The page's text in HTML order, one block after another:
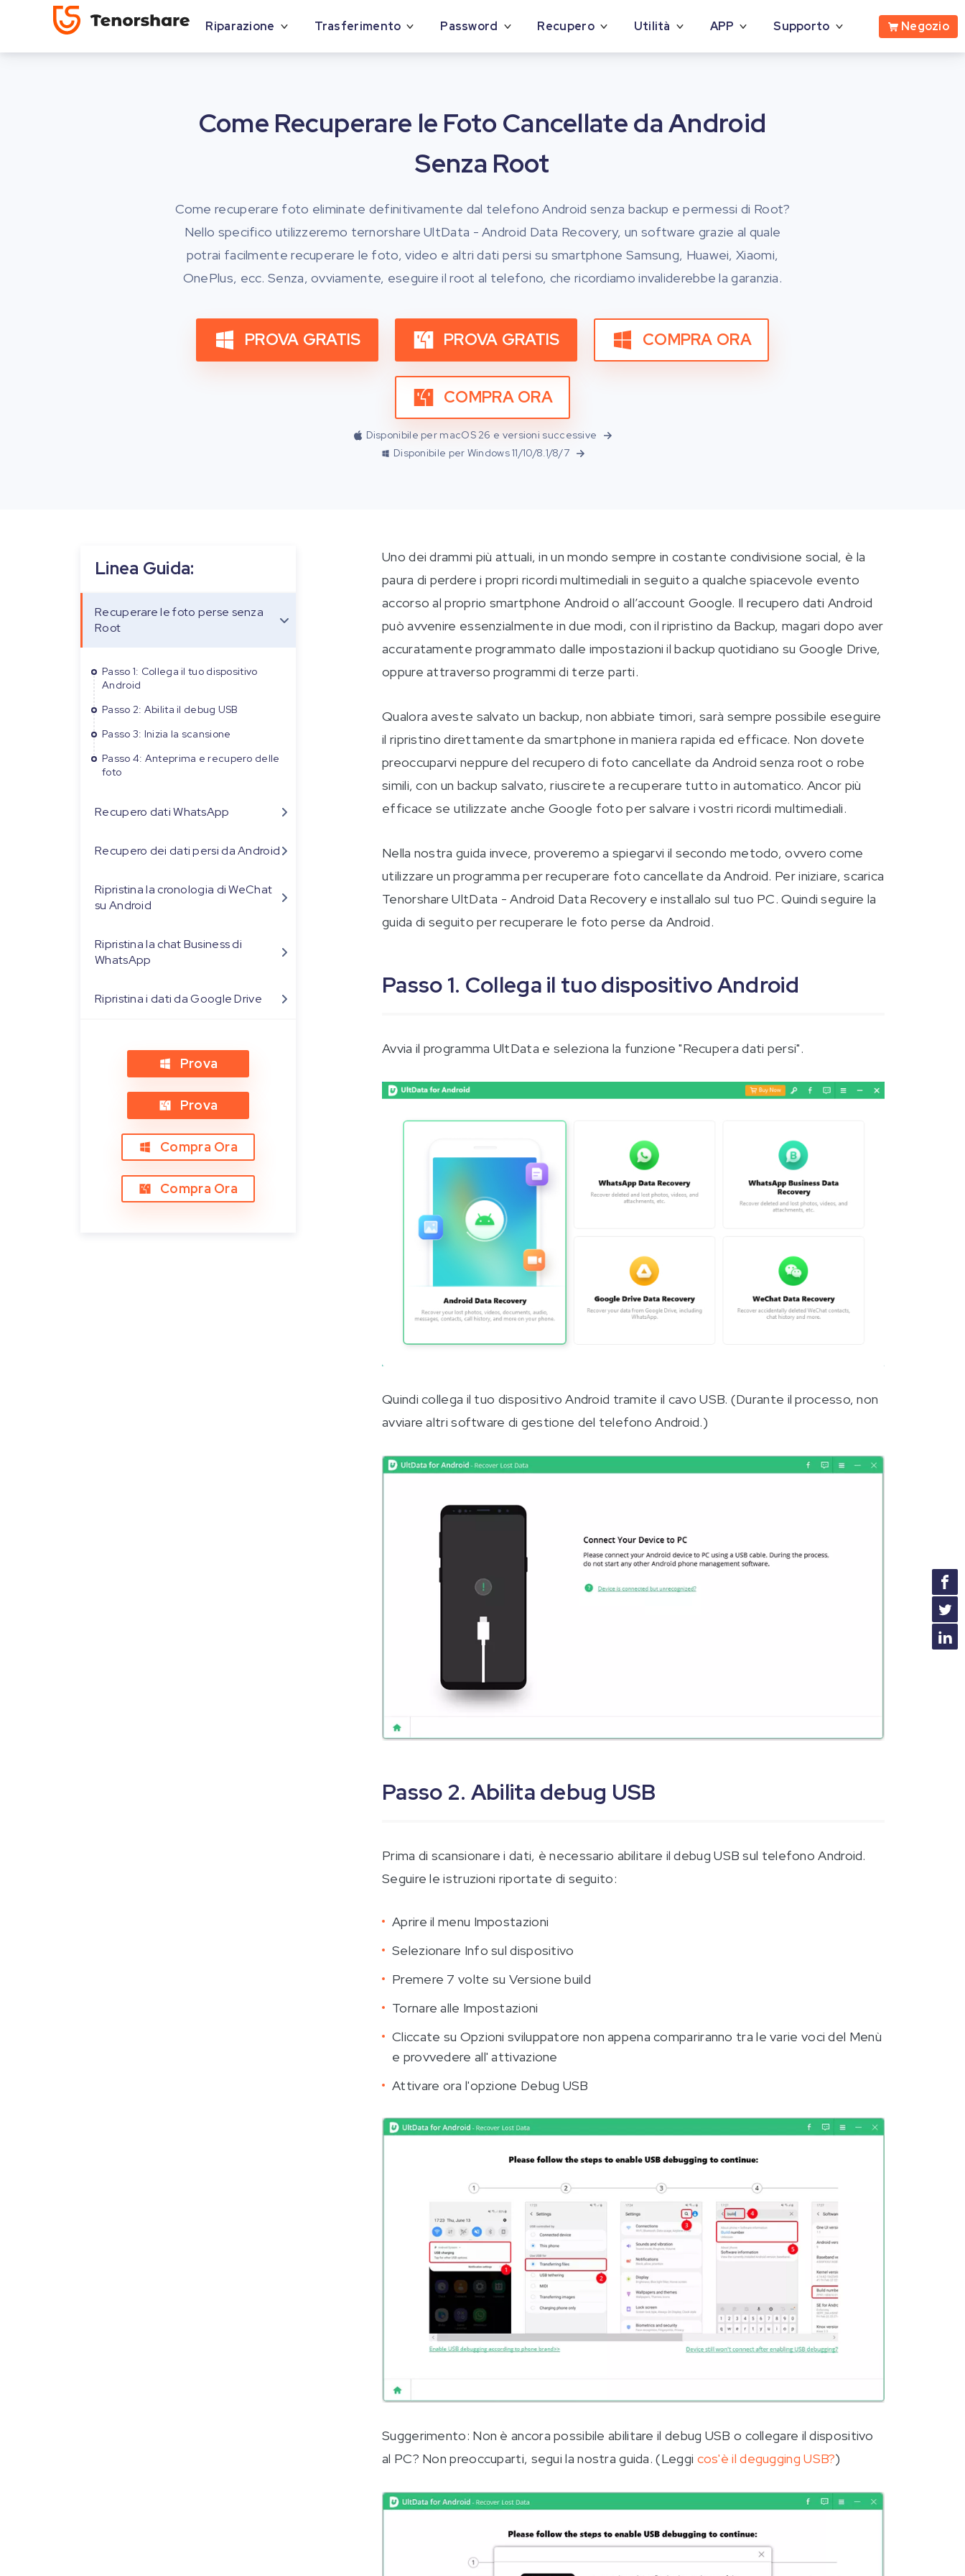
Riparazione Trasferimento Password Recupero Utilità APP Supporto Negozio
Come Recuperare le Foto Cancellate da Android
Senza Root
Come recuperare foto eliminate definitivamente dal telefono Android senza backup e permessi di Root?
Nello specifico utilizzeremo ternorshare UltData - Android Data Recovery, un software grazie al quale
potrai facilmente recuperare le foto, video e altri dati persi su smartphone Samsung, Huawei, Xiaomi,
OnePlus, ecc. Senza, ovviamente, eseguire il root al telefono, che ricordiamo invaliderebbe la garanzia.
PROVA GRATIS PROVA GRATIS COMPRA ORA
COMPRA ORA
Disponibile per macOS 26 e versioni successive
Disponibile per Windows 11/10/8.1/8/7
Linea Guida:
Recuperare le foto perse senza
Root
Passo 1: Collega il tuo dispositivo
Android
Passo 2: Abilita il debug USB
Passo 3: Inizia la scansione
Passo 4: Anteprima e recupero delle
foto
Recupero dati WhatsApp
Recupero dei dati persi da Android
Ripristina la cronologia di WeChat
su Android
Ripristina la chat Business di
WhatsApp
Ripristina i dati da Google Drive
Prova
Prova
Compra Ora
Compra Ora
Uno dei drammi più attuali, in un mondo sempre in costante condivisione social, è la
paura di perdere i propri ricordi multimediali in seguito a qualche spiacevole evento
accorso al proprio smartphone Android o all’account Google. Il recupero dati Android
può avvenire essenzialmente in due modi, con il ripristino da Backup, magari dopo aver
accuratamente programmato dalle impostazioni il backup quotidiano su Google Drive,
oppure attraverso programmi di terze parti.
Qualora aveste salvato un backup, non abbiate timori, sarà sempre possibile eseguire
il ripristino direttamente da smartphone in maniera rapida ed efficace. Non dovete
preoccuparvi neppure del recupero di foto cancellate da Android senza root o robe
simili, con un backup salvato, riuscirete a recuperare tutto in automatico. Ancor più
efficace se utilizzate anche Google foto per salvare i vostri ricordi multimediali.
Nella nostra guida invece, proveremo a spiegarvi il secondo metodo, ovvero come
utilizzare un programma per recuperare foto cancellate da Android. Per iniziare, scarica
Tenorshare UltData - Android Data Recovery e installalo sul tuo PC. Quindi seguire la
guida di seguito per recuperare le foto perse da Android.
Passo 1. Collega il tuo dispositivo Android
Avvia il programma UltData e seleziona la funzione "Recupera dati persi".
Quindi collega il tuo dispositivo Android tramite il cavo USB. (Durante il processo, non
avviare altri software di gestione del telefono Android.)
Passo 2. Abilita debug USB
Prima di scansionare i dati, è necessario abilitare il debug USB sul telefono Android.
Seguire le istruzioni riportate di seguito:
Aprire il menu Impostazioni
Selezionare Info sul dispositivo
Premere 7 volte su Versione build
Tornare alle Impostazioni
Cliccate su Opzioni sviluppatore non appena compariranno tra le varie voci del Menù
e provvedere all' attivazione
Attivare ora l'opzione Debug USB
Suggerimento: Non è ancora possibile abilitare il debug USB o collegare il dispositivo
al PC? Non preoccuparti, segui la nostra guida. (Leggi cos'è il degugging USB?)